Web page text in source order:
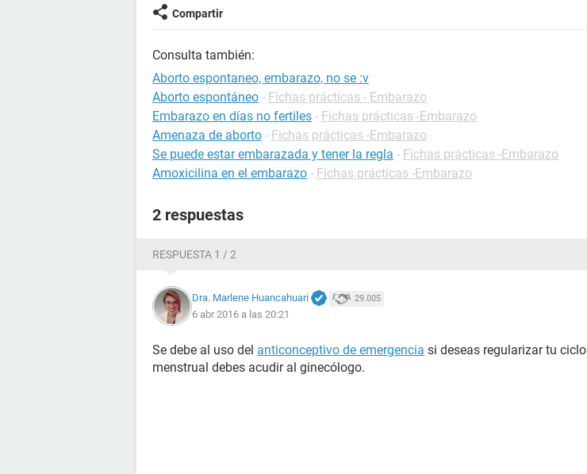
Compartir
Consulta también:
Aborto espontaneo, embarazo, no se :v
Aborto espontáneo - Fichas prácticas - Embarazo
Embarazo en días no fertiles - Fichas prácticas -Embarazo
Amenaza de aborto - Fichas prácticas -Embarazo
Se puede estar embarazada y tener la regla - Fichas prácticas -Embarazo
Amoxicilina en el embarazo - Fichas prácticas -Embarazo
2 respuestas
RESPUESTA 1 / 2
Dra. Marlene Huancahuari 29.005
6 abr 2016 a las 20:21
Se debe al uso del anticonceptivo de emergencia si deseas regularizar tu ciclo
menstrual debes acudir al ginecólogo.